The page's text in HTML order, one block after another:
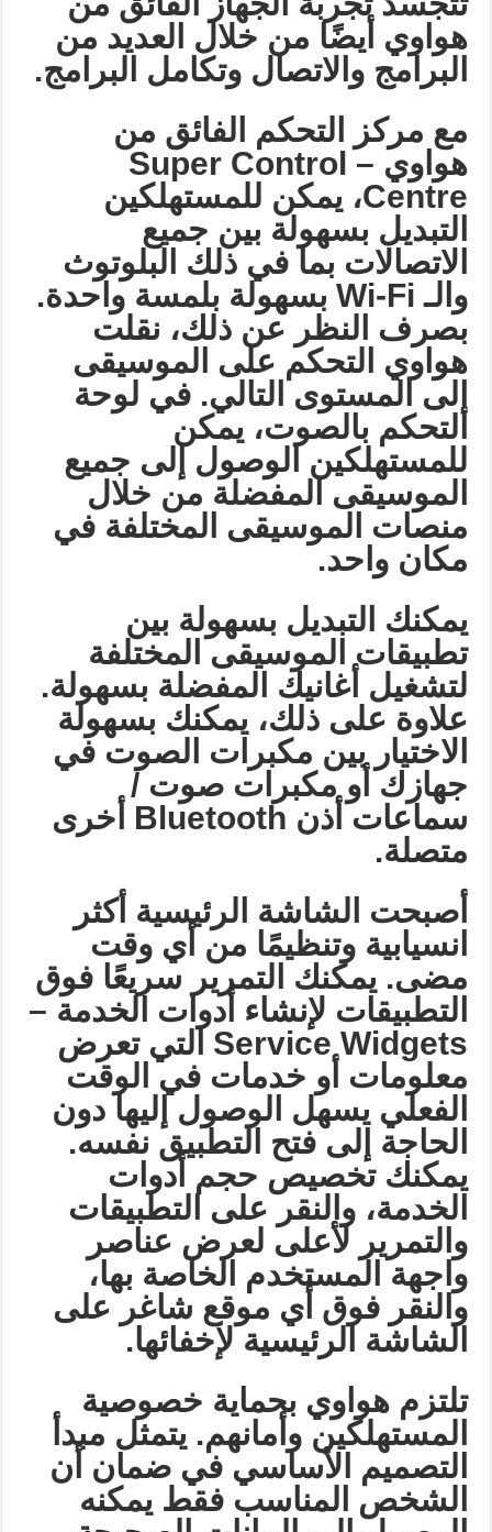
هواوي أيضًا من خلال العديد من
البرامج والاتصال وتكامل البرامج.
مع مركز التحكم الفائق من
هواوي
– Super Control
Centre، يمكن للمستهلكين
التبديل بسهولة بين جميع
الاتصالات بما في ذلك البلوتوث
والـWi-Fi
بسهولة بلمسة واحدة.
بصرف النظر عن ذلك، نقلت
هواوي التحكم على الموسيقى
إلى المستوى التالي. في لوحة
التحكم بالصوت، يمكن
للمستهلكين الوصول إلى جميع
الموسيقى المفضلة من خلال
منصات الموسيقى المختلفة في
مكان واحد.
يمكنك التبديل بسهولة بين
تطبيقات الموسيقى المختلفة
لتشغيل أغانيك المفضلة بسهولة.
علاوة على ذلك، يمكنك بسهولة
الاختيار بين مكبرات الصوت في
جهازك أو مكبرات صوت /
سماعات أذن
أخرى
متصلة.
أصبحت الشاشة الرئيسية أكثر
انسيابية وتنظيمًا من أي وقت
مضى. يمكنك التمرير سريعًا فوق
التطبيقات لإنشاء أدوات الخدمة –
Service Widgets التي تعرض
معلومات أو خدمات في الوقت
الفعلي يسهل الوصول إليها دون
الحاجة إلى فتح التطبيق نفسه.
يمكنك تخصيص حجم أدوات
الخدمة، والنقر على التطبيقات
والتمرير لأعلى لعرض عناصر
واجهة المستخدم الخاصة بها،
والنقر فوق أي موقع شاغر على
الشاشة الرئيسية لإخفائها.
تلتزم هواوي بحماية خصوصية
المستهلكين وأمانهم. يتمثل مبدأ
التصميم الأساسي في ضمان أن
الشخص المناسب فقط يمكنه